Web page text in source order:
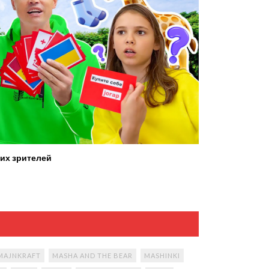
зрителей
MASHA AND THE BEAR MASHINKI